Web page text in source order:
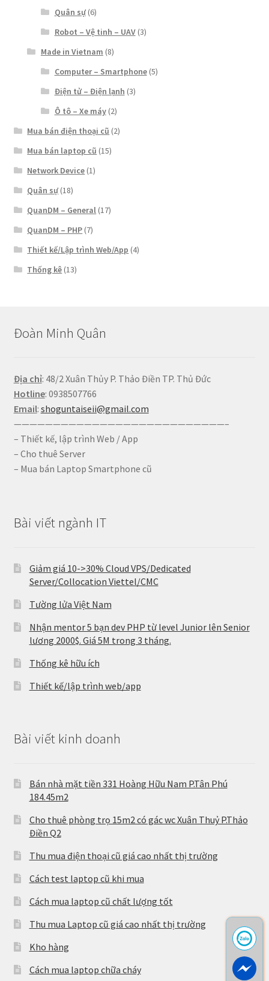
Quân sự(6)
Robot – Vệ tinh – UAV(3)
Made in Vietnam (8)
Computer – Smartphone(5)
Điện tử – Điện lạnh (3)
Ô tô – Xe máy(2)
Mua bán điện thoại cũ (2)
Mua bán laptop cũ (15)
Network Device (1)
Quân sự (18)
QuanDM – General (17)
QuanDM – PHP (7)
Thiết kế/Lập trình Web/App (4)
Thống kê (13)
Đoàn Minh Quân
Địa chỉ: 48/2 Xuân Thủy P. Thảo Điền TP. Thủ Đức
Hotline: 0938507766
Email: shoguntaiseii@gmail.com
———————————————————————————–
– Thiết kế, lập trình Web / App
– Cho thuê Server
– Mua bán Laptop Smartphone cũ
Bài viết ngành IT
Giảm giá 10->30% Cloud VPS/Dedicated
Server/Collocation Viettel/CMC
Tường lửa Việt Nam
Nhận mentor 5 bạn dev PHP từ level Junior lên Senior
lương 2000$. Giá 5M trong 3 tháng.
Thống kê hữu ích
Thiết kế/lập trình web/app
Bài viết kinh doanh
Bán nhà mặt tiền 331 Hoàng Hữu Nam P.Tân Phú
184.45m2
Cho thuê phòng trọ 15m2 có gác wc Xuân Thuỷ P.Thảo
Điền Q2
Thu mua điện thoại cũ giá cao nhất thị trường
Cách test laptop cũ khi mua
Cách mua laptop cũ chất lượng tốt
Thu mua Laptop cũ giá cao nhất thị trường
Kho hàng
Cách mua laptop chữa cháy